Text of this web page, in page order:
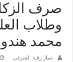
صرف
وطلاب
محمد هندو
عمار رقبة الشرفي